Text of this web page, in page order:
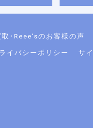
･Reee'sのお客様の声
イバシーポリシー サ